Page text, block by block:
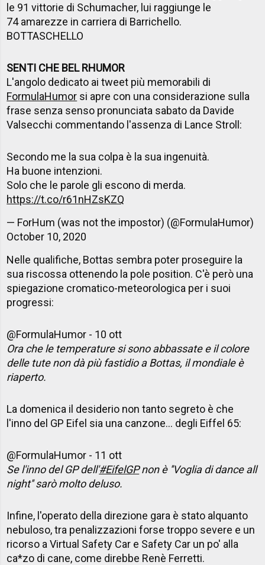
le 91 vittorie di Schumacher, lui raggiunge le
74 amarezze in carriera di Barrichello.
BOTTASCHELLO
SENTI CHE BEL RHUMOR
L'angolo dedicato ai tweet più memorabili di
FormulaHumor si apre con una considerazione sulla
frase senza senso pronunciata sabato da Davide
Valsecchi commentando l'assenza di Lance Stroll:
Secondo me la sua colpa è la sua ingenuità.
Ha buone intenzioni.
Solo che le parole gli escono di merda.
https://t.co/r61nHZsKZQ
— ForHum (was not the impostor) (@FormulaHumor)
October 10, 2020
Nelle qualifiche, Bottas sembra poter proseguire la
sua riscossa ottenendo la pole position. C'è però una
spiegazione cromatico-meteorologica per i suoi
progressi:
@FormulaHumor - 10 ott
Ora che le temperature si sono abbassate e il colore
delle tute non dà più fastidio a Bottas, il mondiale è
riaperto.
La domenica il desiderio non tanto segreto è che
l'inno del GP Eifel sia una canzone... degli Eiffel 65:
@FormulaHumor - 11 ott
Se l'inno del GP dell'#EifelGPnon è ''Voglia di dance all
night'' sarò molto deluso.
Infine, l'operato della direzione gara è stato alquanto
nebuloso, tra penalizzazioni forse troppo severe e un
ricorso a Virtual Safety Car e Safety Car un po' alla
ca*zo di cane, come direbbe Renè Ferretti.